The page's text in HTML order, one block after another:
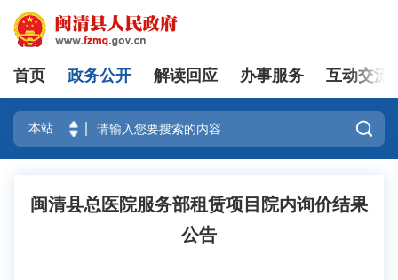
登录
首页 政务公开 解读回应 办事服务 互动交流

闽清县总医院服务部租赁项目院内询价结果
公告